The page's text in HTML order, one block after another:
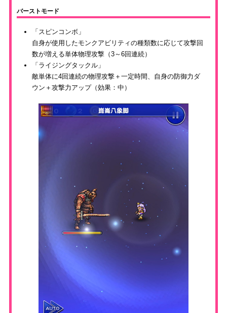
バーストモード
「スピンコンボ」
自身が使用したモンクアビリティの種類数に応じて攻撃回
数が増える単体物理攻撃（3～6回連続）
「ライジングタックル」
敵単体に4回連続の物理攻撃＋一定時間、自身の防御力ダ
ウン＋攻撃力アップ（効果：中）